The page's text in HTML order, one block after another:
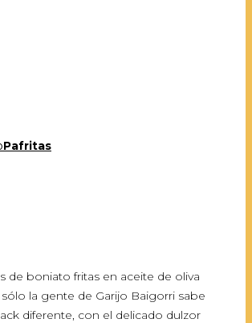
Pafritas
de boniato fritas en aceite de oliva
la gente de Garijo Baigorri sabe
diferente, con el delicado dulzor